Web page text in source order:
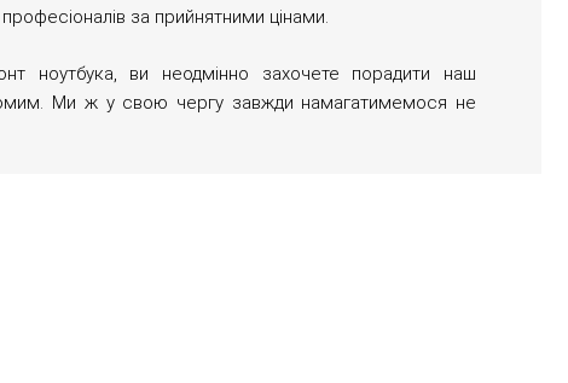
за прийнятними цінами.
ноутбука, ви неодмінно захочете порадити наш
Ми ж у свою чергу завжди намагатимемося не